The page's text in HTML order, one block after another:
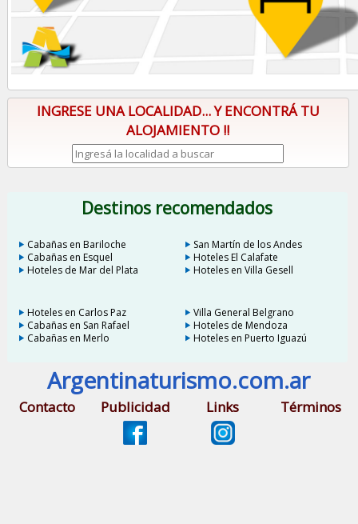
INGRESE UNA LOCALIDAD... Y ENCONTRÁ TU
ALOJAMIENTO !!
Destinos recomendados
Cabañas en Bariloche
San Martín de los Andes
Cabañas en Esquel
Hoteles El Calafate
Hoteles de Mar del Plata
Hoteles en Villa Gesell
Hoteles en Carlos Paz
Villa General Belgrano
Cabañas en San Rafael
Hoteles de Mendoza
Cabañas en Merlo
Hoteles en Puerto Iguazú
Argentinaturismo.com.ar
Contacto Publicidad Links Términos